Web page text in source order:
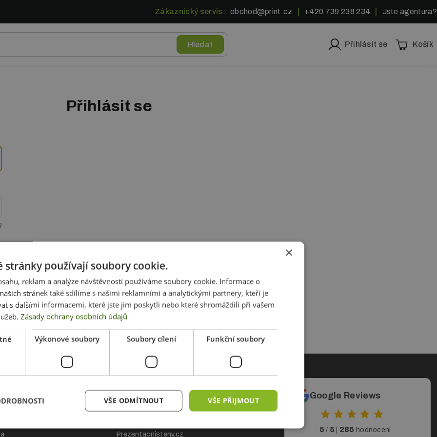
Zákaznický servis: obchod@print.cz +420 739 238 234 Jste agentura?
Přihlásit se Košík
Přihlásit se
Naše další projekty
Nej-rollup.cz
Prezentacnisteny.cz
Google Reviews
5 / 5 286 hodnocení
×
stránky používají soubory cookie.
reklam a analýze návštěvnosti používáme soubory cookie. Informace o
stránek také sdílíme s našimi reklamními a analytickými partnery, kteří je
s dalšími informacemi, které jste jim poskytli nebo které shromáždili při vašem
Zásady ochrany osobních údajů
Výkonové soubory Soubory cílení Funkční soubory
VŠE PŘIJMOUT
VŠE ODMÍTNOUT